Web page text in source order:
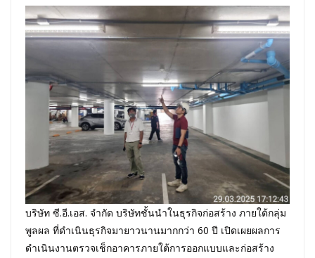
บริษัท ซี.อี.เอส. จำกัด บริษัทชั้นนำในธุรกิจก่อสร้าง ภายใต้กลุ่ม
พูลผล ที่ดำเนินธุรกิจมายาวนานมากกว่า 60 ปี เปิดเผยผลการ
ดำเนินงานตรวจเช็กอาคารภายใต้การออกแบบและก่อสร้าง